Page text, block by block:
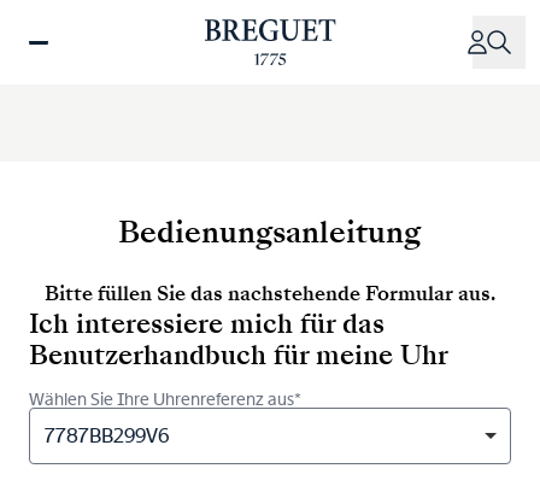
zum
Bedienungsanleitung
Bitte füllen Sie das nachstehende Formular aus.
Ich interessiere mich für das
Benutzerhandbuch für meine Uhr
Wählen Sie Ihre Uhrenreferenz aus*
7787BB299V6